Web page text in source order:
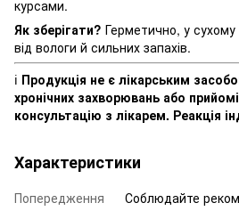
курсами.
Як зберігати? Герметично, у сухому
від вологи й сильних запахів.
ℹ️ Продукція не є лікарським
хронічних захворювань або
консультацію з лікарем. Реакція
Характеристики
Попередження
Соблюдайте